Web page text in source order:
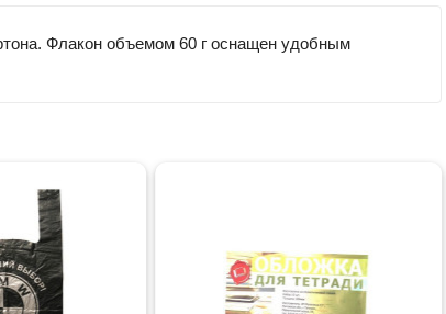
Флакон объемом 60 г оснащен удобным